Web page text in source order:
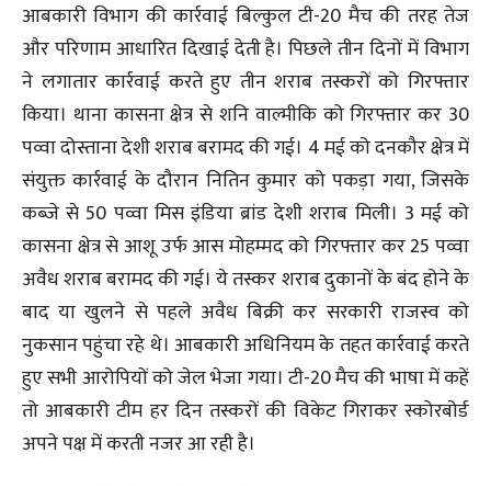
आबकारी विभाग की कार्रवाई बिल्कुल टी-20 मैच की तरह तेज
और परिणाम आधारित दिखाई देती है। पिछले तीन दिनों में विभाग
ने लगातार कार्रवाई करते हुए तीन शराब तस्करों को गिरफ्तार
किया। थाना कासना क्षेत्र से शनि वाल्मीकि को गिरफ्तार कर 30
पव्वा दोस्ताना देशी शराब बरामद की गई। 4 मई को दनकौर क्षेत्र में
संयुक्त कार्रवाई के दौरान नितिन कुमार को पकड़ा गया, जिसके
कब्जे से 50 पव्वा मिस इंडिया ब्रांड देशी शराब मिली। 3 मई को
कासना क्षेत्र से आशू उर्फ आस मोहम्मद को गिरफ्तार कर 25 पव्वा
अवैध शराब बरामद की गई। ये तस्कर शराब दुकानों के बंद होने के
बाद या खुलने से पहले अवैध बिक्री कर सरकारी राजस्व को
नुकसान पहुंचा रहे थे। आबकारी अधिनियम के तहत कार्रवाई करते
हुए सभी आरोपियों को जेल भेजा गया। टी-20 मैच की भाषा में कहें
तो आबकारी टीम हर दिन तस्करों की विकेट गिराकर स्कोरबोर्ड
अपने पक्ष में करती नजर आ रही है।